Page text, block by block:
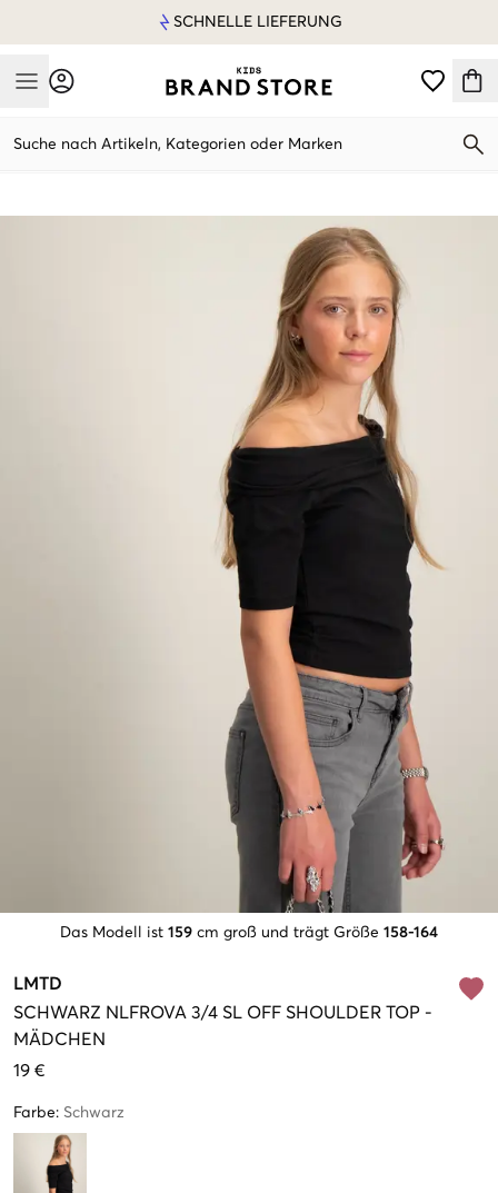
SCHNELLE LIEFERUNG
Mobile Menu
Suche nach Artikeln, Kategorien oder Marken
Das Modell ist 159 cm groß und trägt Größe 158-164
LMTD
SCHWARZ NLFROVA 3/4 SL OFF SHOULDER TOP -
MÄDCHEN
19 €
Farbe: Schwarz